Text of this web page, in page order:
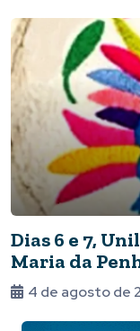
Dias 6 e 7,
Maria da
4 de agosto de